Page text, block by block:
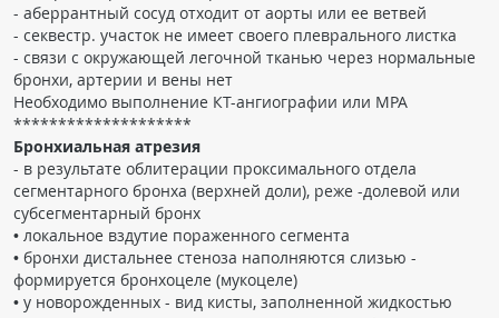
- аберрантный сосуд отходит от аорты или ее ветвей
- секвестр. участок не имеет своего плеврального листка
- связи с окружающей легочной тканью через нормальные
бронхи, артерии и вены нет
Необходимо выполнение КТ-ангиографии или МРА
********************
Бронхиальная атрезия
- в результате облитерации проксимального отдела
сегментарного бронха (верхней доли), реже -долевой или
субсегментарный бронх
• локальное вздутие пораженного сегмента
• бронхи дистальнее стеноза наполняются слизью -
формируется бронхоцеле (мукоцеле)
• у новорожденных - вид кисты, заполненной жидкостью